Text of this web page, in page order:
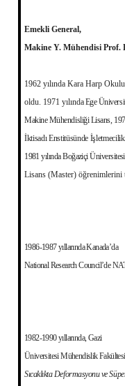
Emekli General,
Makine Y. Mühendisi
1962 yılında Kara Harp
oldu. 1971 yılın­da Ege
Makine Mühendisliği Lisans,
İktisadı Enstitüsünde
1981 yılında Boğaziçi
Lisans (Master) öğrenimlerini
1986-1987 yıllarında Kanada’da
National Research Council’de
1982-1990 yıllarında, Gazi
Üniversitesi Mühendislik
Sıcaklıkta Deformasyonu ve